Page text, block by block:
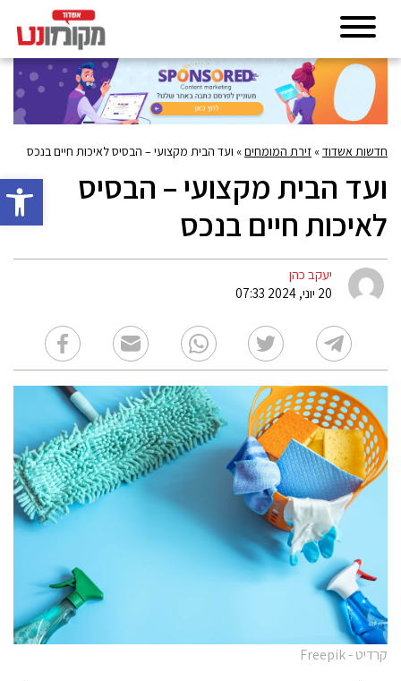
פתח
חדשות אשדוד» זירת המומחים» ועד הבית מקצועי – הבסיס לאיכות חיים בנכס
ועד הבית מקצועי – הבסיס
לאיכות חיים בנכס
יעקב כהן
20 יוני, 2024 07:33
קרדיט - Freepik